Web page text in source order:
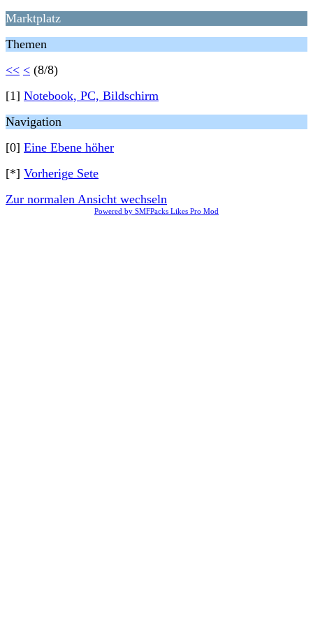
Marktplatz
Themen
<< < (8/8)
[1] Notebook, PC, Bildschirm
Navigation
[0] Eine Ebene höher
[*] Vorherige Sete
Zur normalen Ansicht wechseln
Powered by SMFPacks Likes Pro Mod